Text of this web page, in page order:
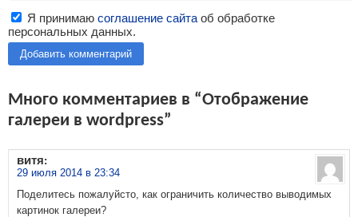
Я принимаю соглашение сайта об обработке
персональных данных.
Добавить комментарий
Много комментариев в “Отображение
галереи в wordpress”
витя:
29 июля 2014 в 23:34
Поделитесь пожалуйсто, как ограничить количество выводимых
картинок галереи?